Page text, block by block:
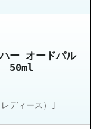
パル
50ml
ディース）]